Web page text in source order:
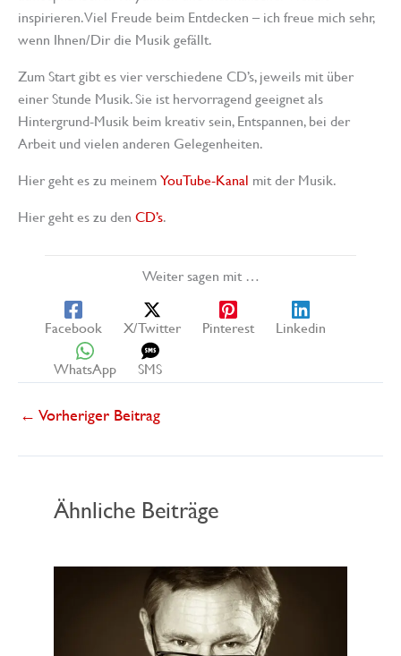
inspirieren. Viel Freude beim Entdecken – ich freue mich sehr,
wenn Ihnen/Dir die Musik gefällt.
Zum Start gibt es vier verschiedene CD’s, jeweils mit über
einer Stunde Musik. Sie ist hervorragend geeignet als
Hintergrund-Musik beim kreativ sein, Entspannen, bei der
Arbeit und vielen anderen Gelegenheiten.
Hier geht es zu meinem YouTube-Kanal mit der Musik.
Hier geht es zu den CD’s.
Weiter sagen mit …
Facebook X/Twitter Pinterest Linkedin
WhatsApp SMS
← Vorheriger Beitrag
Ähnliche Beiträge